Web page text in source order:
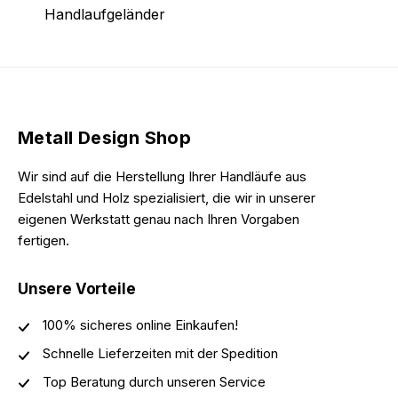
Handlaufgeländer
Metall Design Shop
Wir sind auf die Herstellung Ihrer Handläufe aus
Edelstahl und Holz spezialisiert, die wir in unserer
eigenen Werkstatt genau nach Ihren Vorgaben
fertigen.
Unsere Vorteile
100% sicheres online Einkaufen!
Schnelle Lieferzeiten mit der Spedition
Top Beratung durch unseren Service